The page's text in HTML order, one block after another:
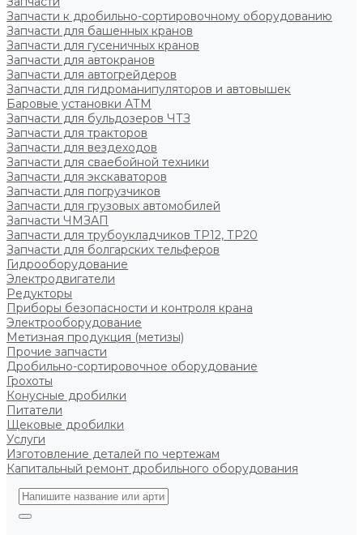
Запчасти к дробильно-сортировочному оборудованию
Запчасти для башенных кранов
Запчасти для гусеничных кранов
Запчасти для автокранов
Запчасти для автогрейдеров
Запчасти для гидроманипуляторов и автовышек
Баровые установки АТМ
Запчасти для бульдозеров ЧТЗ
Запчасти для тракторов
Запчасти для вездеходов
Запчасти для сваебойной техники
Запчасти для экскаваторов
Запчасти для погрузчиков
Запчасти для грузовых автомобилей
Запчасти ЧМЗАП
Запчасти для трубоукладчиков ТР12, ТР20
Запчасти для болгарских тельферов
Гидрооборудование
Электродвигатели
Редукторы
Приборы безопасности и контроля крана
Электрооборудование
Метизная продукция (метизы)
Прочие запчасти
Дробильно-сортировочное оборудование
Грохоты
Конусные дробилки
Питатели
Щековые дробилки
Услуги
Изготовление деталей по чертежам
Капитальный ремонт дробильного оборудования